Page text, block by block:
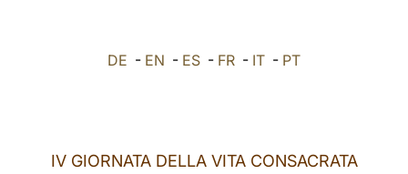
DEUTSCH
中文
DE - EN - ES - FR - IT - PT
IV GIORNATA DELLA VITA CONSACRATA